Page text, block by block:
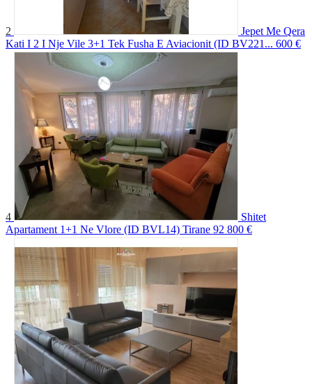
2
Jepet Me Qera
Kati I 2 I Nje Vile 3+1 Tek Fusha E Aviacionit (ID BV221... 600 €
4
Shitet
Apartament 1+1 Ne Vlore (ID BVL14) Tirane 92 800 €